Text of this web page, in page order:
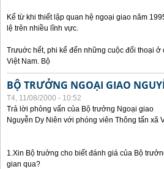
Kể từ khi thiết lập quan hệ ngoại giao năm
lệ trên nhiều lĩnh vực.
Trưuớc hết, phi kể đến những cuộc đối thoại
Việt Nam. Bộ
BỘ TRƯỞNG NGOẠI GIAO
T4, 11/08/2000 - 10:52
Trả lời phỏng vấn của Bộ trưởng Ngoại giao
Nguyễn Dy Niên với phóng viên Thông tấn xã
1.Xin Bộ truởng cho biết đánh giá của Bộ
gian qua?